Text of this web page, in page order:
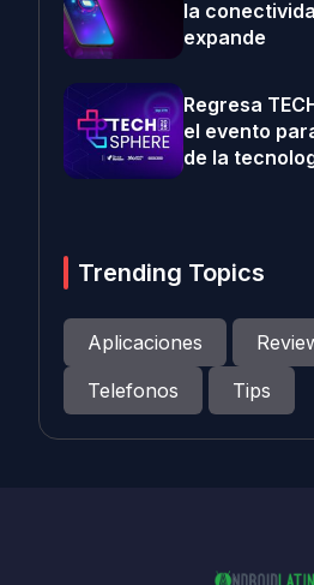
la
expande
Regresa
el evento
de la
Trending Topics
Aplicaciones
Telefonos
Tips